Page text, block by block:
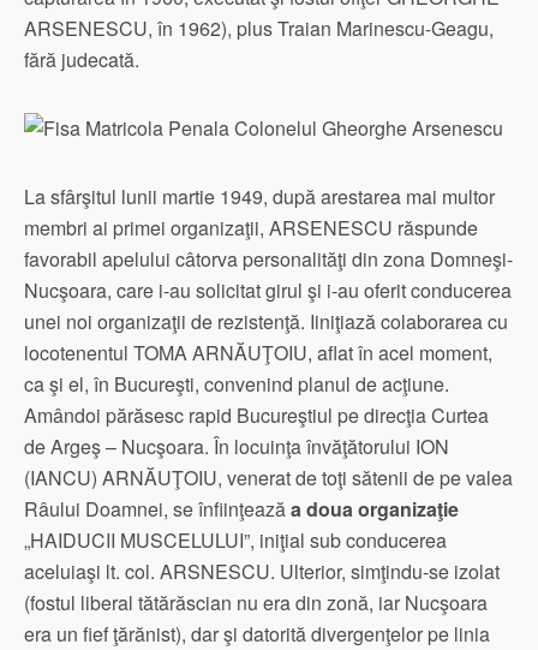
ARSENESCU, în 1962), plus Traian Marinescu-Geagu,
fără judecată.
La sfârşitul lunii martie 1949, după arestarea mai multor
membri ai primei organizaţii, ARSENESCU răspunde
favorabil apelului câtorva personalităţi din zona Domneşi-
Nucşoara, care i-au solicitat girul şi i-au oferit conducerea
unei noi organizaţii de rezistenţă. Iiniţiază colaborarea cu
locotenentul TOMA ARNĂUŢOIU, aflat în acel moment,
ca şi el, în Bucureşti, convenind planul de acţiune.
Amândoi părăsesc rapid Bucureştiul pe direcţia Curtea
de Argeş – Nucşoara. În locuinţa învăţătorului ION
(IANCU) ARNĂUŢOIU, venerat de toţi sătenii de pe valea
Râului Doamnei, se înfiinţeazăa doua organizaţie
„HAIDUCII MUSCELULUI”, iniţial sub conducerea
aceluiaşi lt. col. ARSNESCU. Ulterior, simţindu-se izolat
(fostul liberal tătărăscian nu era din zonă, iar Nucşoara
era un fief ţărănist), dar şi datorită divergenţelor pe linia